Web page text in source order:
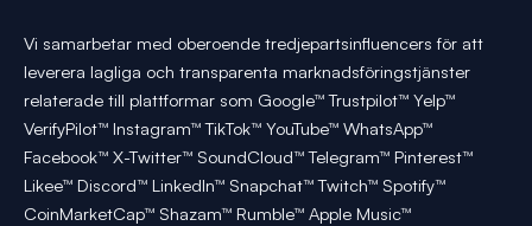
Vi samarbetar med oberoende tredjepartsinfluencers för att
leverera lagliga och transparenta marknadsföringstjänster
relaterade till plattformar som Google™ Trustpilot™ Yelp™
VerifyPilot™ Instagram™ TikTok™ YouTube™ WhatsApp™
Facebook™ X-Twitter™ SoundCloud™ Telegram™ Pinterest™
Likee™ Discord™ LinkedIn™ Snapchat™ Twitch™ Spotify™
CoinMarketCap™ Shazam™ Rumble™ Apple Music™